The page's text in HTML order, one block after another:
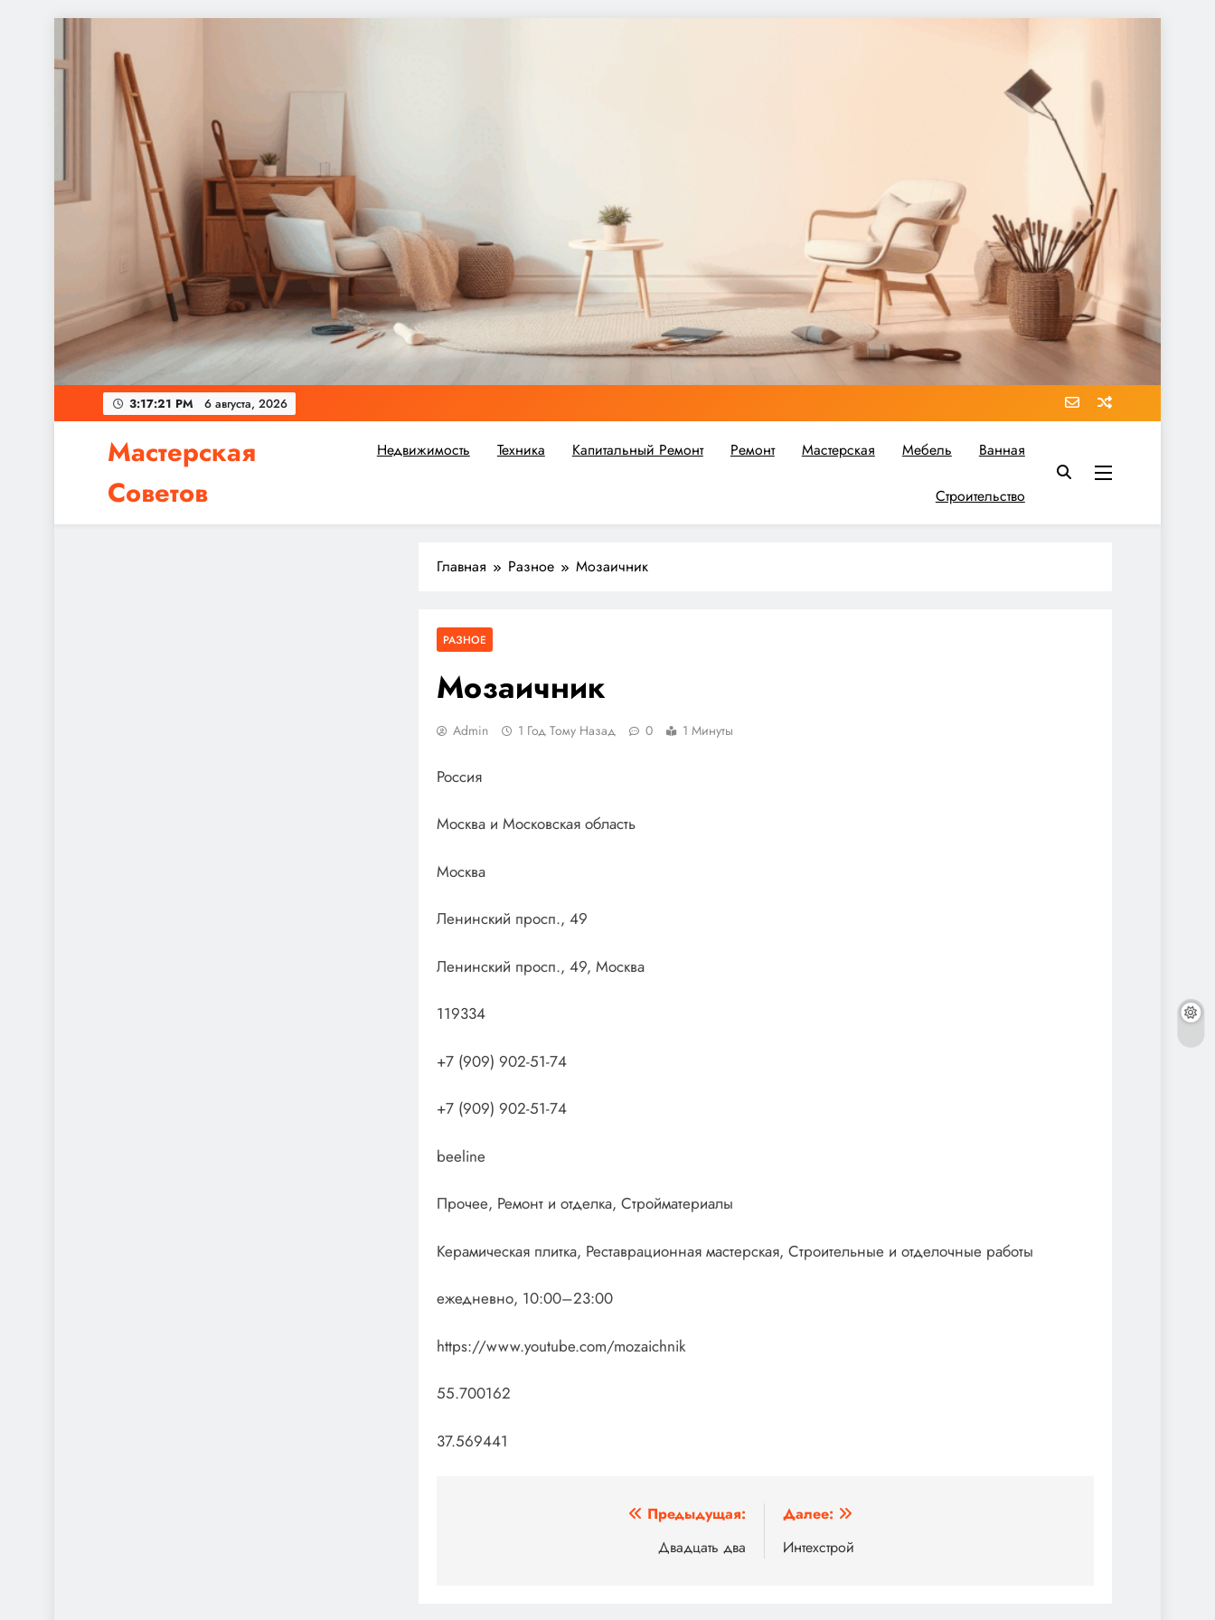
содержимому
3:17:21 PM 6 августа, 2026
Мастерская
Советов
Независимо от того, планируете ли вы небольшой ремонт или крупное строительство, в Мастерской Советов вы найдете все необходимое для реализации своих идей!
Недвижимость Техника Капитальный Ремонт Ремонт Мастерская Мебель Ванная
Строительство
Главная Разное Мозаичник
РАЗНОЕ
Мозаичник
Admin 1 Год Тому Назад 0 1 Минуты
Россия
Москва и Московская область
Москва
Ленинский просп., 49
Ленинский просп., 49, Москва
119334
+7 (909) 902-51-74
+7 (909) 902-51-74
beeline
Прочее, Ремонт и отделка, Стройматериалы
Керамическая плитка, Реставрационная мастерская, Строительные и отделочные работы
ежедневно, 10:00–23:00
https://www.youtube.com/mozaichnik
55.700162
37.569441
Предыдущая:
Двадцать два
Далее:
Интехстрой